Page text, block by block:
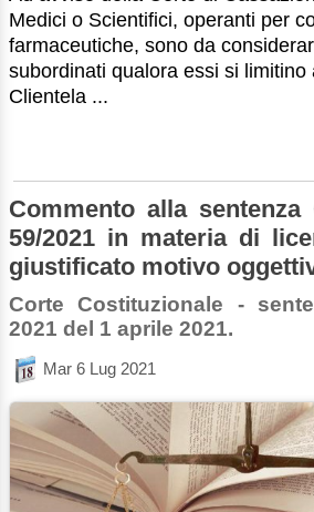
Medici o Scientifici, operanti per
farmaceutiche, sono da
subordinati qualora essi si limitino
Clientela ...
Commento alla
59/2021 in materia di
giustificato motivo
Corte Costituzionale -
2021 del 1 aprile 2021.
Mar 6 Lug 2021